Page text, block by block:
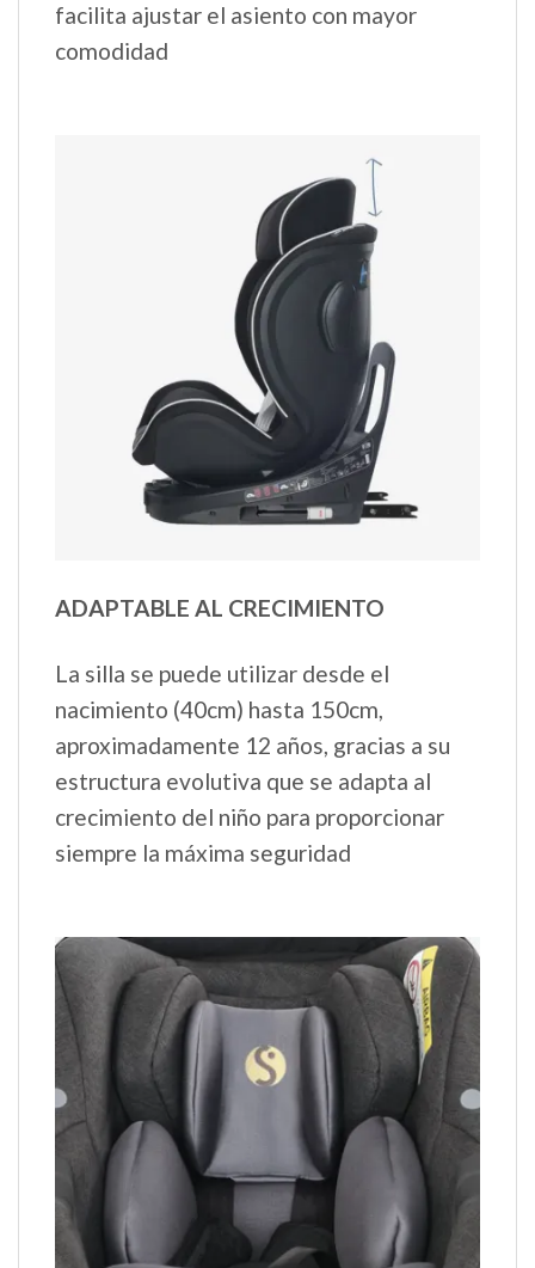
facilita ajustar el asiento con mayor
comodidad
ADAPTABLE AL CRECIMIENTO
La silla se puede utilizar desde el
nacimiento (40cm) hasta 150cm,
aproximadamente 12 años, gracias a su
estructura evolutiva que se adapta al
crecimiento del niño para proporcionar
siempre la máxima seguridad